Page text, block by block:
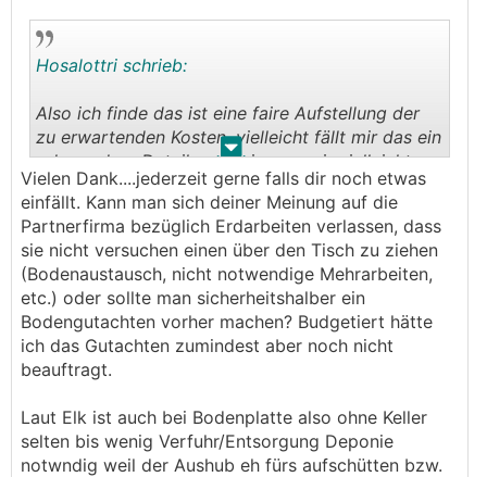
. .
Hosalottri schrieb:
Also ich finde das ist eine faire Aufstellung der
zu erwartenden Kosten, vielleicht fällt mir das ein
oder andere Detail noch ein was wir vielleicht
besser überlegt hätten sollen.
Vielen Dank....jederzeit gerne falls dir noch etwas
einfällt. Kann man sich deiner Meinung auf die
Partnerfirma bezüglich Erdarbeiten verlassen, dass
sie nicht versuchen einen über den Tisch zu ziehen
(Bodenaustausch, nicht notwendige Mehrarbeiten,
etc.) oder sollte man sicherheitshalber ein
Bodengutachten vorher machen? Budgetiert hätte
ich das Gutachten zumindest aber noch nicht
beauftragt.
Laut Elk ist auch bei Bodenplatte also ohne Keller
selten bis wenig Verfuhr/Entsorgung Deponie
notwndig weil der Aushub eh fürs aufschütten bzw.